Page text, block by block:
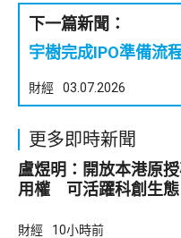
下一篇新聞：
宇樹完成IPO準備
財經 03.07.2026
更多即時新聞
盧煜明：開放本港原
用權 可活躍科創生態
財經 10小時前